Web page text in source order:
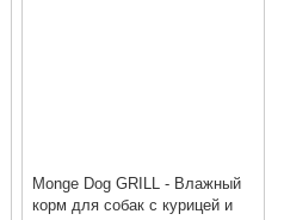
Monge Dog GRILL - Влажный
корм для собак с курицей и